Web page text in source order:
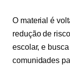
O material é
redução de
escolar, e
comunidades